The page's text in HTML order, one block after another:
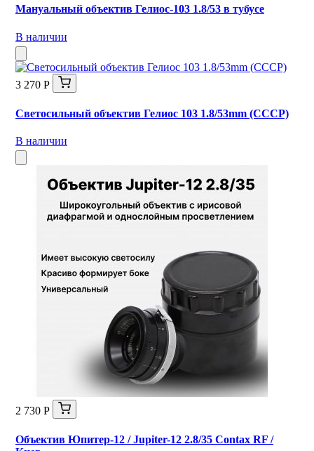
Мануальный объектив Гелиос-103 1.8/53 в тубусе
В наличии
3 270 Р
Светосильный объектив Гелиос 103 1.8/53mm (СССР)
В наличии
2 730 Р
Объектив Юпитер-12 / Jupiter-12 2.8/35 Contax RF /